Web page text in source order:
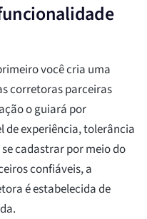
você cria uma
corretoras parceiras
o guiará por
de experiência, tolerância
cadastrar por meio do
confiáveis, a
é estabelecida de